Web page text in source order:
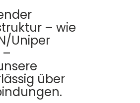
– wie
Uniper
über